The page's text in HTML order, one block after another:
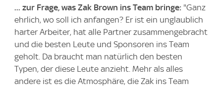
... zur Frage, was Zak Brown ins Team bringe: "Ganz
ehrlich, wo soll ich anfangen? Er ist ein unglaublich
harter Arbeiter, hat alle Partner zusammengebracht
und die besten Leute und Sponsoren ins Team
geholt. Da braucht man natürlich den besten
Typen, der diese Leute anzieht. Mehr als alles
andere ist es die Atmosphäre, die Zak ins Team